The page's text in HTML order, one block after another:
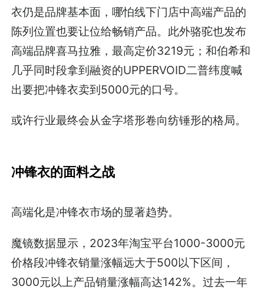
衣仍是品牌基本面，哪怕线下门店中高端产品的
陈列位置也要让位给畅销产品。此外骆驼也发布
高端品牌喜马拉雅，最高定价3219元；和伯希和
几乎同时段拿到融资的UPPERVOID二普纬度喊
出要把冲锋衣卖到5000元的口号。
或许行业最终会从金字塔形卷向纺锤形的格局。
冲锋衣的面料之战
高端化是冲锋衣市场的显著趋势。
魔镜数据显示，2023年淘宝平台1000-3000元
价格段冲锋衣销量涨幅远大于500以下区间，
3000元以上产品销量涨幅高达142%。过去一年